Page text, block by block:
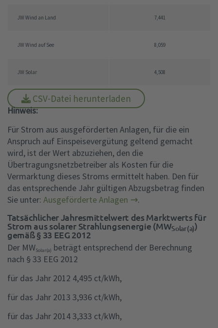
JW Wind an Land 7,441
JW Wind auf See 8,059
JW Solar 4,508
CSV-Datei herunterladen
Hinweis:
Für Strom aus ausgeförderten Anlagen, für die ein
Anspruch auf Einspeisevergütung geltend gemacht
wird, ist der Wert abzuziehen, den die
Übertragungsnetzbetreiber als Kosten für die
Vermarktung dieses Stroms ermittelt haben. Den für
das entsprechende Jahr gültigen Abzugsbetrag finden
Sie unter: Ausgeförderte Anlagen
.
Tatsächlicher Jahresmittelwert des Marktwerts für
Strom aus solarer Strahlungsenergie (MWSolar(a))
gemäß § 33 EEG 2012
Der MWSolar(a) beträgt entsprechend der Berechnung
nach § 33 EEG 2012
für das Jahr 2012 4,495 ct/kWh,
für das Jahr 2013 3,936 ct/kWh,
für das Jahr 2014 3,333 ct/kWh,